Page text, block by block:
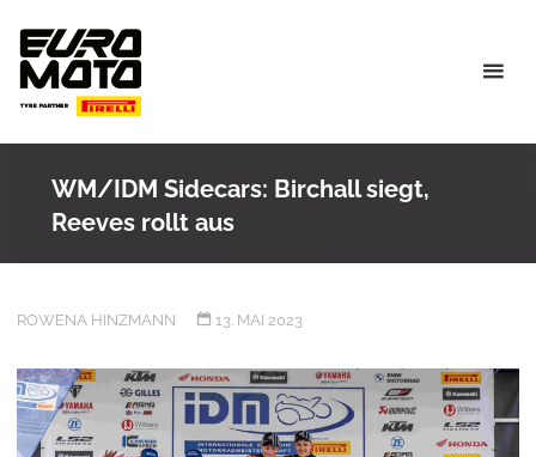
content
WM/IDM Sidecars: Birchall siegt,
Reeves rollt aus
ROWENA HINZMANN 13. MAI 2023